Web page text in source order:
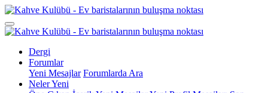
Dergi
Forumlar
Yeni Mesajlar Forumlarda Ara
Neler Yeni